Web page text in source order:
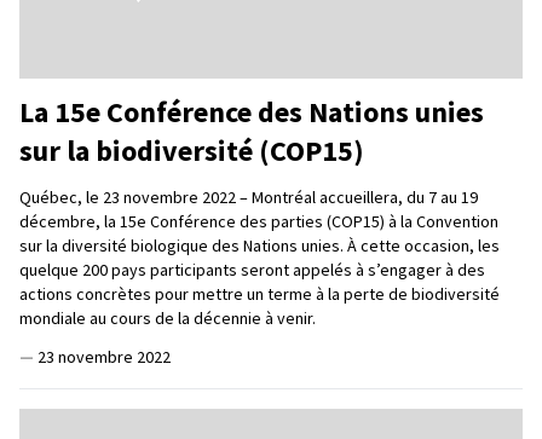
La 15e Conférence des Nations unies
sur la biodiversité (COP15)
Québec, le 23 novembre 2022 – Montréal accueillera, du 7 au 19
décembre, la 15e Conférence des parties (COP15) à la Convention
sur la diversité biologique des Nations unies. À cette occasion, les
quelque 200 pays participants seront appelés à s’engager à des
actions concrètes pour mettre un terme à la perte de biodiversité
mondiale au cours de la décennie à venir.
— 23 novembre 2022